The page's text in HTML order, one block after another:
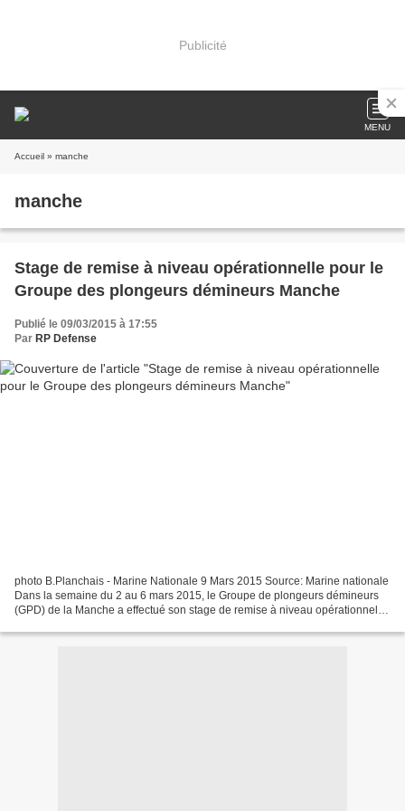
Publicité
MENU
Accueil » manche
manche
Stage de remise à niveau opérationnelle pour le
Groupe des plongeurs démineurs Manche
Publié le 09/03/2015 à 17:55
Par RP Defense
photo B.Planchais - Marine Nationale 9 Mars 2015 Source: Marine nationale
Dans la semaine du 2 au 6 mars 2015, le Groupe de plongeurs démineurs
(GPD) de la Manche a effectué son stage de remise à niveau opérationnelle